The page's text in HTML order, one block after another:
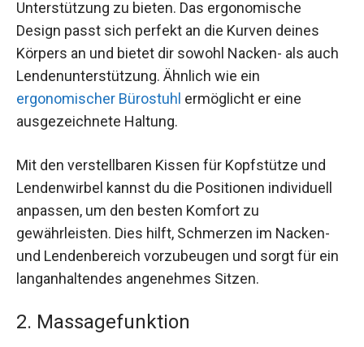
Unterstützung zu bieten. Das ergonomische
Design passt sich perfekt an die Kurven deines
Körpers an und bietet dir sowohl Nacken- als auch
Lendenunterstützung. Ähnlich wie ein
ergonomischer Bürostuhl ermöglicht er eine
ausgezeichnete Haltung.
Mit den verstellbaren Kissen für Kopfstütze und
Lendenwirbel kannst du die Positionen individuell
anpassen, um den besten Komfort zu
gewährleisten. Dies hilft, Schmerzen im Nacken-
und Lendenbereich vorzubeugen und sorgt für ein
langanhaltendes angenehmes Sitzen.
2. Massagefunktion